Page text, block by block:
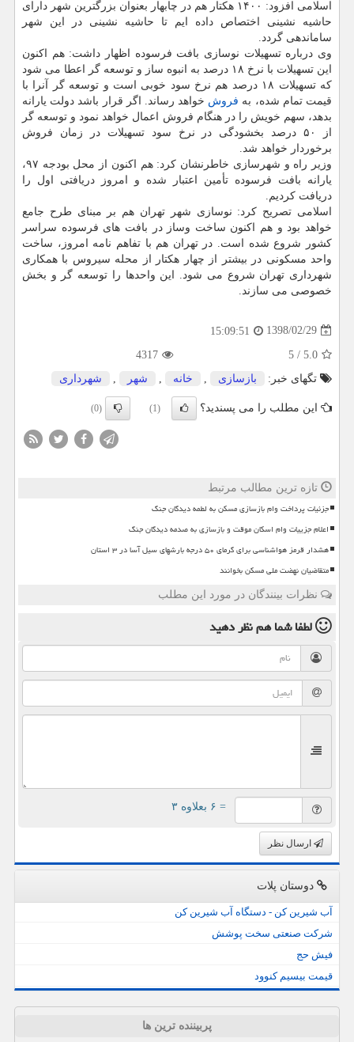
اسلامی افزود: ۱۴۰۰ هكتار هم در چابهار بعنوان بزرگترین شهر دارای
حاشیه نشینی اختصاص داده ایم تا حاشیه نشینی در این شهر
ساماندهی گردد.
وی درباره تسهیلات نوسازی بافت فرسوده اظهار داشت: هم اكنون
این تسهیلات با نرخ ۱۸ درصد به انبوه ساز و توسعه گر اعطا می شود
كه تسهیلات ۱۸ درصد هم نرخ سود خوبی است و توسعه گر آنرا با
قیمت تمام شده، به فروش خواهد رساند. اگر قرار باشد دولت یارانه
بدهد، سهم خویش را در هنگام فروش اعمال خواهد نمود و توسعه گر
از ۵۰ درصد بخشودگی در نرخ سود تسهیلات در زمان فروش
برخوردار خواهد شد.
وزیر راه و شهرسازی خاطرنشان كرد: هم اكنون از محل بودجه ۹۷،
یارانه بافت فرسوده تأمین اعتبار شده و امروز دریافتی اول را
دریافت كردیم.
اسلامی تصریح كرد: نوسازی شهر تهران هم بر مبنای طرح جامع
خواهد بود و هم اكنون ساخت وساز در بافت های فرسوده سراسر
كشور شروع شده است. در تهران هم با تفاهم نامه امروز، ساخت
واحد مسكونی در بیشتر از چهار هكتار از محله سیروس با همكاری
شهرداری تهران شروع می شود. این واحدها را توسعه گر و بخش
خصوصی می سازند.
1398/02/29
15:09:51
5.0
/
5
4317
تگهای خبر:
بازسازی خانه شهر شهرداری
این مطلب را می پسندید؟ (1)
(0)
تازه ترین مطالب مرتبط
جزئیات پرداخت وام بازسازی مسکن به لطمه دیدگان جنگ
اعلام جزییات وام اسکان موقت و بازسازی به صدمه دیدگان جنگ
هشدار قرمز هواشناسی برای گرمای ۵۰ درجه بارشهای سیل آسا در ۳ استان
متقاضیان نهضت ملی مسکن بخوانند
نظرات بینندگان در مورد این مطلب
لطفا شما همنظر دهید
= ۶ بعلاوه ۳
ارسال نظر
دوستان پلات
آب شیرین کن - دستگاه آب شیرین کن
شرکت صنعتی سخت پوشش
فیش حج
قیمت بیسیم کنوود
پربیننده ترین ها